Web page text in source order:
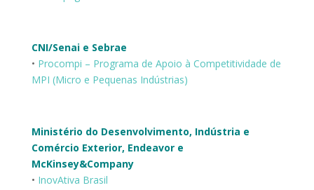
CNI/Senai e Sebrae
• Procompi – Programa de Apoio à Competitividade de
MPI (Micro e Pequenas Indústrias)
Ministério do Desenvolvimento, Indústria e
Comércio Exterior, Endeavor e
McKinsey&Company
• InovAtiva Brasil